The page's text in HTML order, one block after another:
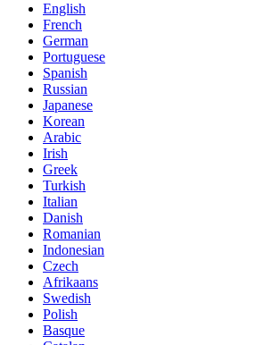
English
French
German
Portuguese
Spanish
Russian
Japanese
Korean
Arabic
Irish
Greek
Turkish
Italian
Danish
Romanian
Indonesian
Czech
Afrikaans
Swedish
Polish
Basque